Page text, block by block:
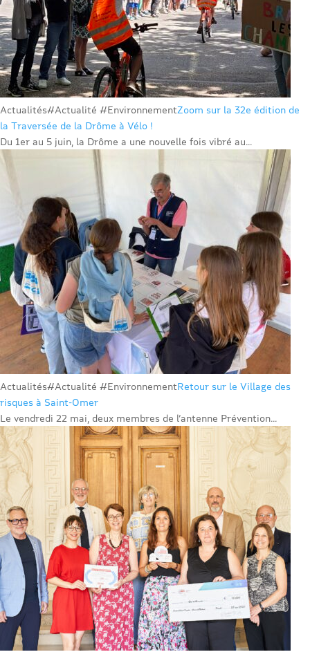
Actualités#Actualité #EnvironnementZoom sur la 32e édition de
la Traversée de la Drôme à Vélo !
Du 1er au 5 juin, la Drôme a une nouvelle fois vibré au...
Actualités#Actualité #EnvironnementRetour sur le Village des
risques à Saint-Omer
Le vendredi 22 mai, deux membres de l’antenne Prévention...